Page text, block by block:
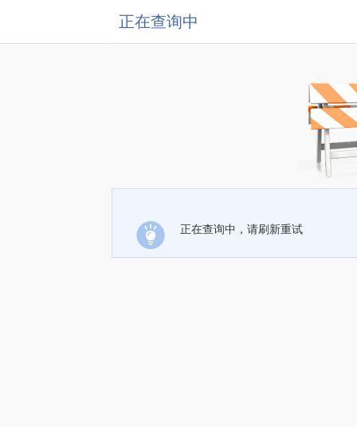
正在查询中
正在查询中，请刷新重试